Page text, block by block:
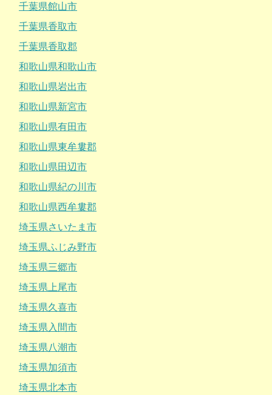
千葉県館山市
千葉県香取市
千葉県香取郡
和歌山県和歌山市
和歌山県岩出市
和歌山県新宮市
和歌山県有田市
和歌山県東牟婁郡
和歌山県田辺市
和歌山県紀の川市
和歌山県西牟婁郡
埼玉県さいたま市
埼玉県ふじみ野市
埼玉県三郷市
埼玉県上尾市
埼玉県久喜市
埼玉県入間市
埼玉県八潮市
埼玉県加須市
埼玉県北本市